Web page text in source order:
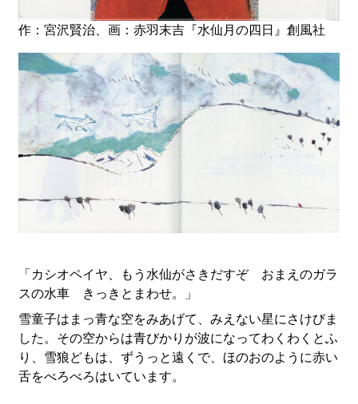
作：宮沢賢治、画：赤羽末吉『水仙月の四日』創風社
「カシオペイヤ、もう水仙がさきだすぞ おまえのガラ
スの水車 きっきとまわせ。」
雪童子はまっ青な空をみあげて、みえない星にさけびま
した。その空からは青びかりが波になってわくわくとふ
り、雪狼どもは、ずうっと遠くで、ほのおのように赤い
舌をべろべろはいています。